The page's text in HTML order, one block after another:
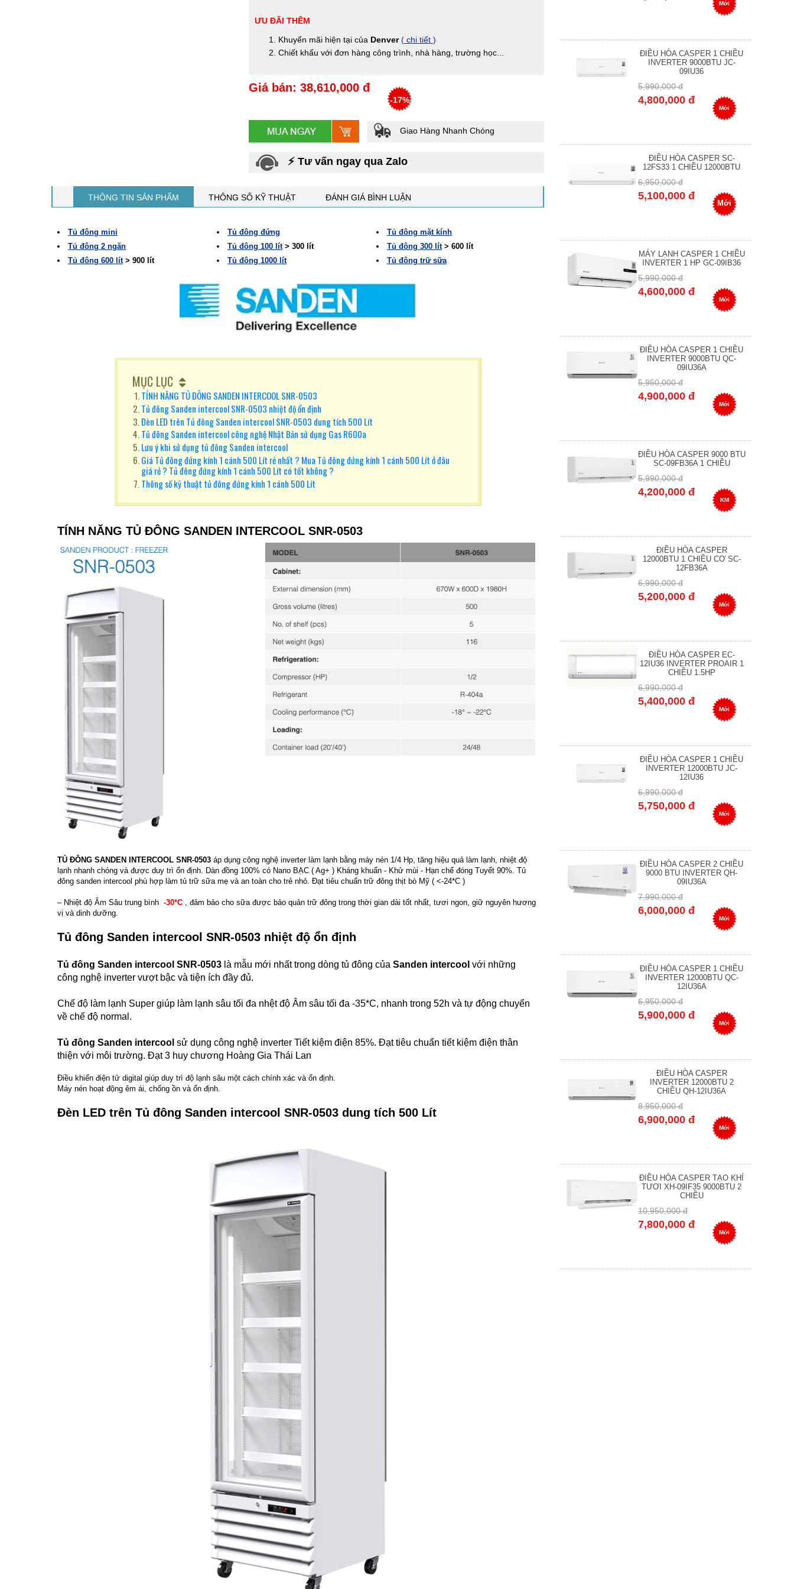
ƯU ĐÃI THÊM
Khuyến mãi hiện tại của Denver ( chi tiết )
Chiết khấu với đơn hàng công trình, nhà hàng, trường học...
Giá bán: 38,610,000 đ
-17%
Giao Hàng Nhanh Chóng
⚡ Tư vấn ngay qua Zalo
THÔNG TIN SẢN PHẨM THÔNG SỐ KỸ THUẬT ĐÁNH GIÁ BÌNH LUẬN
Tủ đông mini Tủ đông đứng
Tủ đông mặt kính
Tủ đông 2 ngăn
Tủ đông 100 lít> 300 lít Tủ đông 300 lít> 600 lít
Tủ đông 600 lít> 900 lít Tủ đông 1000 lít Tủ đông trữ sữa
MỤC LỤC
TÍNH NĂNG TỦ ĐÔNG SANDEN INTERCOOL SNR-0503
Tủ đông Sanden intercool SNR-0503 nhiệt độ ổn định
Đèn LED trên Tủ đông Sanden intercool SNR-0503 dung tích 500 Lít
Tủ đông Sanden intercool công nghệ Nhật Bản sử dụng Gas R600a
Lưu ý khi sử dụng tủ đông Sanden intercool
Giá Tủ đông đứng kính 1 cánh 500 Lít rẻ nhất ? Mua Tủ đông đứng kính 1 cánh 500 Lít ở đâu
giá rẻ ? Tủ đông đứng kính 1 cánh 500 Lít có tốt không ?
Thông số kỹ thuật tủ đông đứng kính 1 cánh 500 Lít
TÍNH NĂNG TỦ ĐÔNG SANDEN INTERCOOL SNR-0503
TỦ ĐÔNG SANDEN INTERCOOL SNR-0503 áp dụng công nghệ inverter làm lạnh bằng máy nén 1/4 Hp, tăng hiệu quả làm lạnh, nhiệt độ
lạnh nhanh chóng và được duy trì ổn định. Dàn đồng 100% có Nano BẠC ( Ag+ ) Kháng khuẩn - Khử mùi - Hạn chế đóng Tuyết 90%. Tủ
đông sanden intercool phù hợp làm tủ trữ sữa mẹ và an toàn cho trẻ nhỏ. Đạt tiêu chuẩn trữ đông thịt bò Mỹ ( <-24*C )
– Nhiệt độ Âm Sâu trung bình -30*C , đảm bảo cho sữa được bảo quản trữ đông trong thời gian dài tốt nhất, tươi ngon, giữ nguyên hương
vị và dinh dưỡng.
Tủ đông Sanden intercool SNR-0503 nhiệt độ ổn định
Tủ đông Sanden intercool SNR-0503 là mẫu mới nhất trong dòng tủ đông của Sanden intercool với những
công nghệ inverter vượt bậc và tiện ích đầy đủ.
Chế độ làm lạnh Super giúp làm lạnh sâu tối đa nhệt độ Âm sâu tối đa -35*C, nhanh trong 52h và tự động chuyển
về chế độ normal.
Tủ đông Sanden intercool sử dụng công nghệ inverter Tiết kiệm điện 85%. Đạt tiêu chuẩn tiết kiệm điện thân
thiện với môi trường. Đạt 3 huy chương Hoàng Gia Thái Lan
Điều khiển điện tử digital giúp duy trì độ lạnh sâu một cách chính xác và ổn định.
Máy nén hoạt động êm ái, chống ồn và ổn định.
Đèn LED trên Tủ đông Sanden intercool SNR-0503 dung tích 500 Lít
Mới
ĐIỀU HÒA CASPER 1 CHIỀU
INVERTER 9000BTU JC-
09IU36
5,990,000 đ
4,800,000 đ
Mới
ĐIỀU HÒA CASPER SC-
12FS33 1 CHIỀU 12000BTU
6,950,000 đ
5,100,000 đ
Mới
MÁY LẠNH CASPER 1 CHIỀU
INVERTER 1 HP GC-09IB36
5,990,000 đ
4,600,000 đ
Mới
ĐIỀU HÒA CASPER 1 CHIỀU
INVERTER 9000BTU QC-
09IU36A
5,950,000 đ
4,900,000 đ
Mới
ĐIỀU HÒA CASPER 9000 BTU
SC-09FB36A 1 CHIỀU
5,990,000 đ
4,200,000 đ
KM
ĐIỀU HÒA CASPER
12000BTU 1 CHIỀU CƠ SC-
12FB36A
6,990,000 đ
5,200,000 đ
Mới
ĐIỀU HÒA CASPER EC-
12IU36 INVERTER PROAIR 1
CHIỀU 1.5HP
6,990,000 đ
5,400,000 đ
Mới
ĐIỀU HÒA CASPER 1 CHIỀU
INVERTER 12000BTU JC-
12IU36
6,990,000 đ
5,750,000 đ
Mới
ĐIỀU HÒA CASPER 2 CHIỀU
9000 BTU INVERTER QH-
09IU36A
7,990,000 đ
6,000,000 đ
Mới
ĐIỀU HÒA CASPER 1 CHIỀU
INVERTER 12000BTU QC-
12IU36A
6,950,000 đ
5,900,000 đ
Mới
ĐIỀU HÒA CASPER
INVERTER 12000BTU 2
CHIỀU QH-12IU36A
8,950,000 đ
6,900,000 đ
Mới
ĐIỀU HÒA CASPER TẠO KHÍ
TƯƠI XH-09IF35 9000BTU 2
CHIỀU
10,950,000 đ
7,800,000 đ
Mới